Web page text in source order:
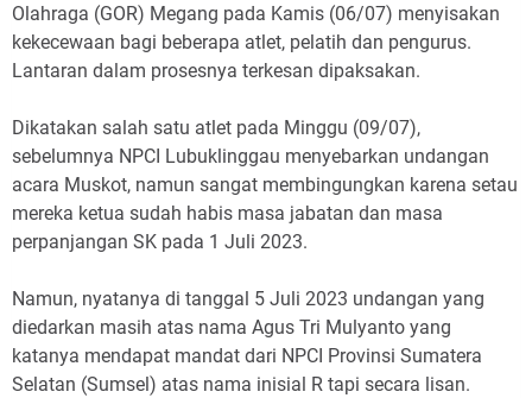
Olahraga (GOR) Megang pada Kamis (06/07) menyisakan
kekecewaan bagi beberapa atlet, pelatih dan pengurus.
Lantaran dalam prosesnya terkesan dipaksakan.
Dikatakan salah satu atlet pada Minggu (09/07),
sebelumnya NPCI Lubuklinggau menyebarkan undangan
acara Muskot, namun sangat membingungkan karena setau
mereka ketua sudah habis masa jabatan dan masa
perpanjangan SK pada 1 Juli 2023.
Namun, nyatanya di tanggal 5 Juli 2023 undangan yang
diedarkan masih atas nama Agus Tri Mulyanto yang
katanya mendapat mandat dari NPCI Provinsi Sumatera
Selatan (Sumsel) atas nama inisial R tapi secara lisan.